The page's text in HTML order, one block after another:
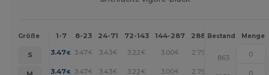
Größe 1-7 8-23 24-71 72-143 144-287 288 + Mehr
Bestand Menge
S 3.47€ 3.47€ 3.43€ 3.22 € 3.00€ 2.79 +
863
3.47€ 3.47€ 3.43€ 3.22 € 3.00€ 2.79 +